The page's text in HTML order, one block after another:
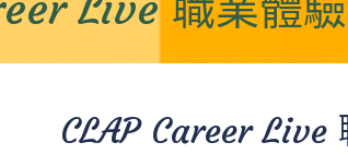
CLAP Career Live